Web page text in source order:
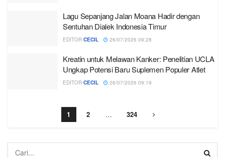
Lagu Sepanjang Jalan Moana Hadir dengan
Sentuhan Dialek Indonesia Timur
EDITOR CECIL 26/07/2026 09:28
Kreatin untuk Melawan Kanker: Penelitian UCLA
Ungkap Potensi Baru Suplemen Populer Atlet
EDITOR CECIL 26/07/2026 09:19
1 2 … 324